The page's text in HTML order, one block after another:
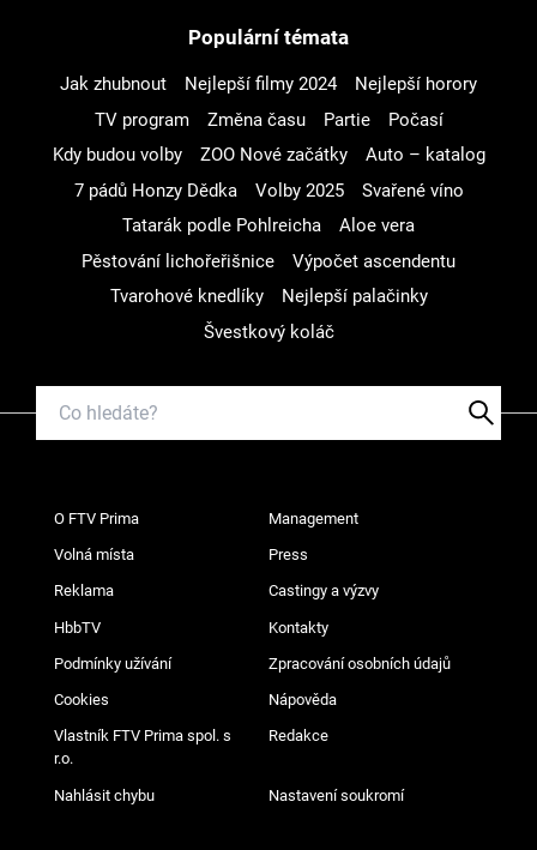
Populární témata
Jak zhubnout Nejlepší filmy 2024
Nejlepší horory
TV program
Změna času Partie
Počasí
Kdy budou volby
ZOO Nové začátky
Auto – katalog
7 pádů Honzy Dědka
Volby 2025
Svařené víno
Tatarák podle Pohlreicha
Aloe vera
Pěstování lichořeřišnice
Výpočet ascendentu
Tvarohové knedlíky
Nejlepší palačinky
Švestkový koláč
O FTV Prima Management
Volná místa Press
Reklama Castingy a výzvy
HbbTV Kontakty
Podmínky užívání Zpracování osobních údajů
Cookies Nápověda
Vlastník FTV Prima spol. s
r.o.
Redakce
Nahlásit chybu Nastavení soukromí